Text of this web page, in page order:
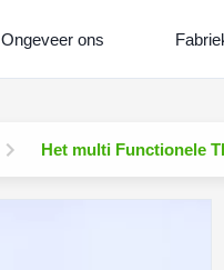
Ongeveer ons
Het multi Functionele